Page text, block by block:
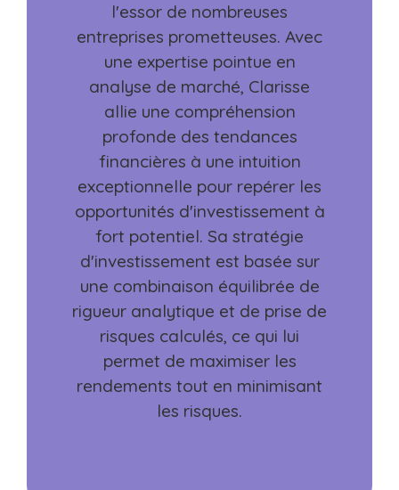
l'essor de nombreuses
entreprises prometteuses. Avec
une expertise pointue en
analyse de marché, Clarisse
allie une compréhension
profonde des tendances
financières à une intuition
exceptionnelle pour repérer les
opportunités d'investissement à
fort potentiel. Sa stratégie
d'investissement est basée sur
une combinaison équilibrée de
rigueur analytique et de prise de
risques calculés, ce qui lui
permet de maximiser les
rendements tout en minimisant
les risques.